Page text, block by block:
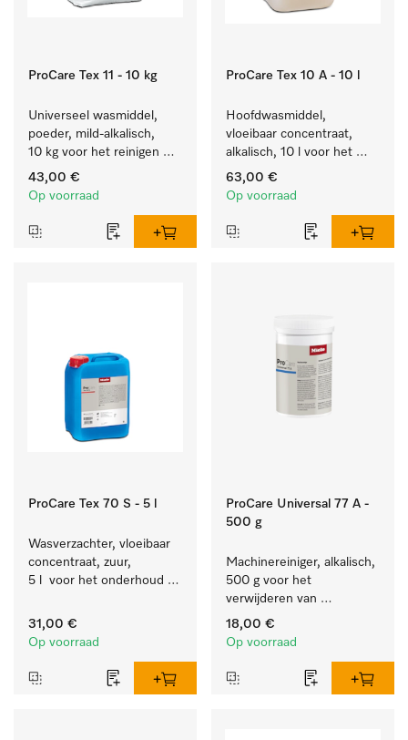
ProCare Tex 11 - 10 kg
Universeel wasmiddel,
poeder, mild-alkalisch,
10 kg voor het reinigen
van wit wasgoed en
kleurechte bonte was.
43,00 €
Op voorraad
ProCare Tex 10 A - 10 l
Hoofdwasmiddel,
vloeibaar concentraat,
alkalisch, 10 l voor het
reinigen van wit wasgoed
en kleurechte bonte was.
63,00 €
Op voorraad
ProCare Tex 70 S - 5 l
Wasverzachter, vloeibaar
concentraat, zuur,
5 l  voor het onderhoud
textiel lang zacht blijft.
31,00 €
Op voorraad
ProCare Universal 77 A -
500 g
Machinereiniger, alkalisch,
500 g voor het
verwijderen van
hardnekkige
zetmeelaanslag.
18,00 €
Op voorraad